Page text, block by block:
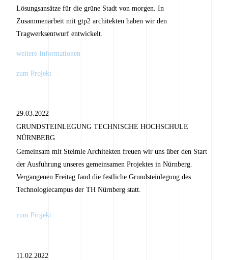
Lösungsansätze für die grüne Stadt von morgen. In
Zusammenarbeit mit gtp2 architekten haben wir den
Tragwerksentwurf entwickelt.
weitere Informationen
zum Projekt
29.03.2022
GRUNDSTEINLEGUNG TECHNISCHE HOCHSCHULE
NÜRNBERG
Gemeinsam mit Steimle Architekten freuen wir uns über den Start
der Ausführung unseres gemeinsamen Projektes in Nürnberg.
Vergangenen Freitag fand die festliche Grundsteinlegung des
Technologiecampus der TH Nürnberg statt.
zum Projekt
11.02.2022